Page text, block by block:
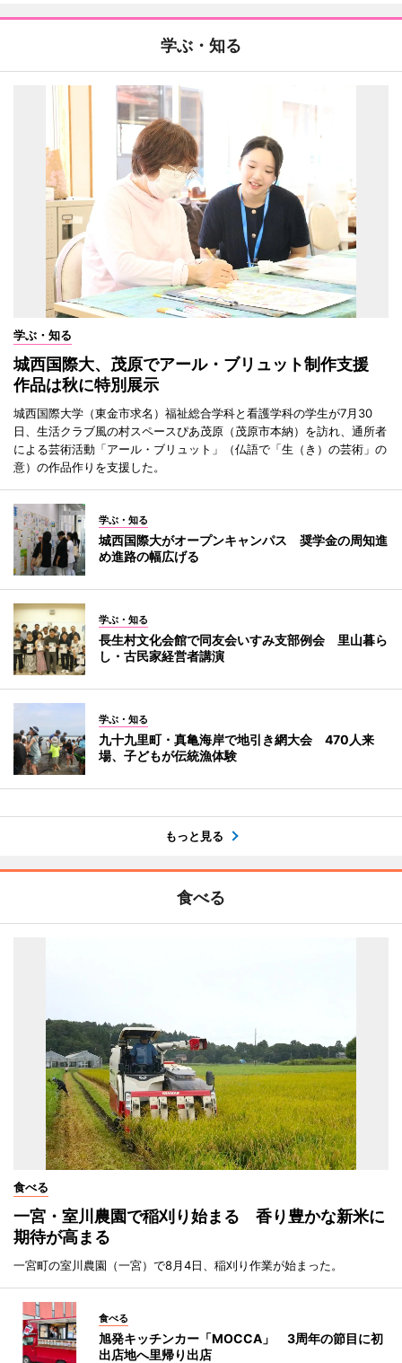
学ぶ・知る
学ぶ・知る
城西国際大、茂原でアール・ブリュット制作支援
作品は秋に特別展示
城西国際大学（東金市求名）福祉総合学科と看護学科の学生が7月30
日、生活クラブ風の村スペースぴあ茂原（茂原市本納）を訪れ、通所者
による芸術活動「アール・ブリュット」（仏語で「生（き）の芸術」の
意）の作品作りを支援した。
学ぶ・知る
城西国際大がオープンキャンパス 奨学金の周知進
め進路の幅広げる
学ぶ・知る
長生村文化会館で同友会いすみ支部例会 里山暮ら
し・古民家経営者講演
学ぶ・知る
九十九里町・真亀海岸で地引き網大会 470人来
場、子どもが伝統漁体験
もっと見る
食べる
食べる
一宮・室川農園で稲刈り始まる 香り豊かな新米に
期待が高まる
一宮町の室川農園（一宮）で8月4日、稲刈り作業が始まった。
食べる
旭発キッチンカー「MOCCA」 3周年の節目に初
出店地へ里帰り出店